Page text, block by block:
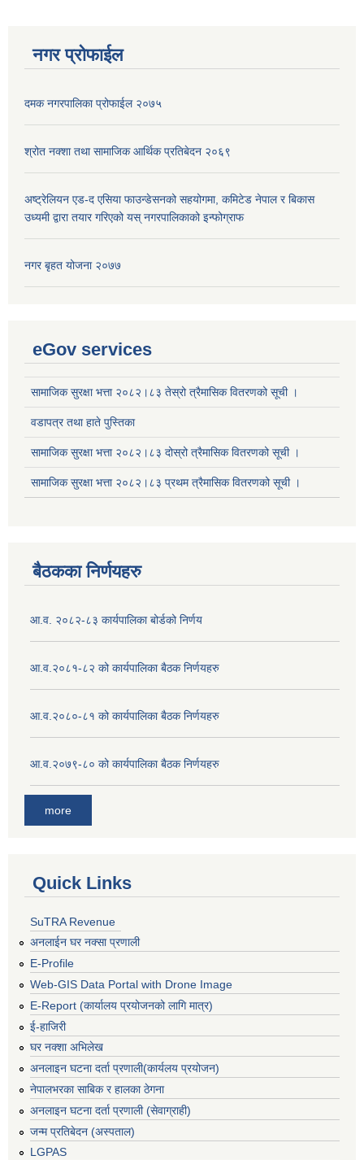
नगर प्रोफाईल
दमक नगरपालिका प्रोफाईल २०७५
श्रोत नक्शा तथा सामाजिक आर्थिक प्रतिबेदन २०६९
अष्ट्रेलियन एड-द एसिया फाउन्डेसनको सहयोगमा, कमिटेड नेपाल र बिकास
उध्यमी द्वारा तयार गरिएको यस् नगरपालिकाको इन्फोग्राफ
नगर बृहत योजना २०७७
eGov services
सामाजिक सुरक्षा भत्ता २०८२।८३ तेस्रो त्रैमासिक वितरणको सूची ।
वडापत्र तथा हाते पुस्तिका
सामाजिक सुरक्षा भत्ता २०८२।८३ दोस्रो त्रैमासिक वितरणको सूची ।
सामाजिक सुरक्षा भत्ता २०८२।८३ प्रथम त्रैमासिक वितरणको सूची ।
बैठकका निर्णयहरु
आ.व. २०८२-८३ कार्यपालिका बोर्डको निर्णय
आ.व.२०८१-८२ को कार्यपालिका बैठक निर्णयहरु
आ.व.२०८०-८१ को कार्यपालिका बैठक निर्णयहरु
आ.व.२०७९-८० को कार्यपालिका बैठक निर्णयहरु
more
Quick Links
SuTRA Revenue
अनलाईन घर नक्सा प्रणाली
E-Profile
Web-GIS Data Portal with Drone Image
E-Report (कार्यालय प्रयोजनको लागि मात्र)
ई-हाजिरी
घर नक्शा अभिलेख
अनलाइन घटना दर्ता प्रणाली(कार्यलय प्रयोजन)
नेपालभरका साबिक र हालका ठेगना
अनलाइन घटना दर्ता प्रणाली (सेवाग्राही)
जन्म प्रतिबेदन (अस्पताल)
LGPAS